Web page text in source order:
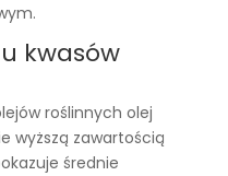
kwasów
roślinnych olej
wyższą zawartością
średnie